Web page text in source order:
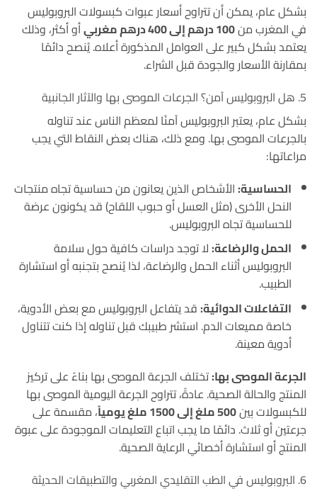
بشكل عام، يمكن أن تتراوح أسعار عبوات كبسولات البروبوليس
في المغرب من100 درهم إلى 400 درهم مغربي
أو أكثر، وذلك
يعتمد بشكل كبير على العوامل المذكورة أعلاه. يُنصح دائمًا
بمقارنة الأسعار والجودة قبل الشراء.
5. هل البروبوليس آمن؟ الجرعات الموصى بها والآثار الجانبية
بشكل عام، يعتبر البروبوليس آمنًا لمعظم الناس عند تناوله
بالجرعات الموصى بها. ومع ذلك، هناك بعض النقاط التي يجب
مراعاتها:
الحساسية:الأشخاص الذين يعانون من حساسية تجاه منتجات
النحل الأخرى (مثل العسل أو حبوب اللقاح) قد يكونون عرضة
للحساسية تجاه البروبوليس.
الحمل والرضاعة:لا توجد دراسات كافية حول سلامة
البروبوليس أثناء الحمل والرضاعة، لذا يُنصح بتجنبه أو استشارة
الطبيب.
التفاعلات الدوائية:قد يتفاعل البروبوليس مع بعض الأدوية،
خاصة مميعات الدم. استشر طبيبك قبل تناوله إذا كنت تتناول
أدوية معينة.
الجرعة الموصى بها:تختلف الجرعة الموصى بها بناءً على تركيز
المنتج والحالة الصحية. عادةً، تتراوح الجرعة اليومية الموصى بها
للكبسولات بين500 ملغ إلى 1500 ملغ يومياً
، مقسمة على
جرعتين أو ثلاث. دائمًا ما يجب اتباع التعليمات الموجودة على عبوة
المنتج أو استشارة أخصائي الرعاية الصحية.
6. البروبوليس في الطب التقليدي المغربي والتطبيقات الحديثة